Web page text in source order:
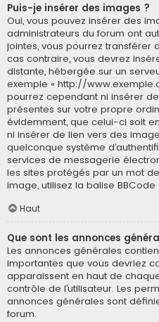
Puis-je insérer des images ?
Oui, vous pouvez insérer des
administrateurs du forum ont
jointes, vous pourrez transférer
cas contraire, vous devrez
distante, hébergée sur un
exemple « http://
pourrez cependant ni insérer
présentes sur votre propre
évidemment, que celui-ci soit
ni insérer de lien vers des
quelconque système
services de messagerie
les sites protégés par un mot
image, utilisez la balise BBCode
Haut
Que sont les annonces
Les annonces générales
importantes que vous devriez
apparaissent en haut de
contrôle de l’utilisateur. Les
annonces générales sont
forum.